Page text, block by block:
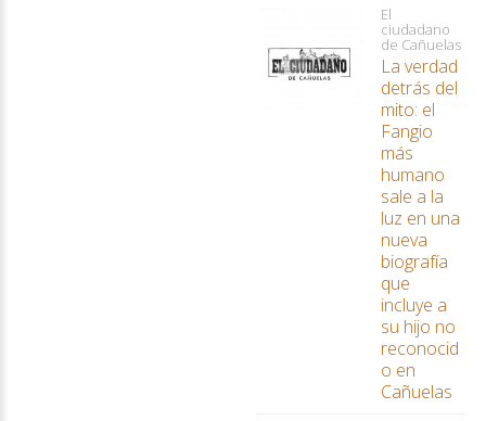
El
ciudadano
de Cañuelas
La verdad
detrás del
mito: el
Fangio
más
humano
sale a la
luz en una
nueva
biografía
que
incluye a
su hijo no
reconocid
o en
Cañuelas